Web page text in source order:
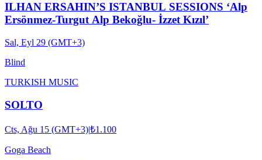
ILHAN ERSAHIN’S ISTANBUL SESSIONS ‘Alp
Ersönmez-Turgut Alp Bekoğlu- İzzet Kızıl’
Sal, Eyl 29 (GMT+3)
Blind
TURKISH MUSIC
SOLTO
Cts, Ağu 15 (GMT+3)|₺1.100
Goga Beach